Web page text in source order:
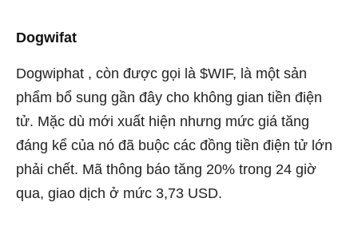
Dogwifat
Dogwiphat , còn được gọi là $WIF, là một sản
phẩm bổ sung gần đây cho không gian tiền điện
tử. Mặc dù mới xuất hiện nhưng mức giá tăng
đáng kể của nó đã buộc các đồng tiền điện tử lớn
phải chết. Mã thông báo tăng 20% ​​trong 24 giờ
qua, giao dịch ở mức 3,73 USD.